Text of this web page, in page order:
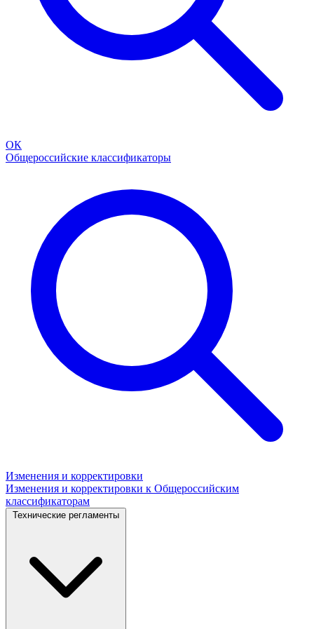
ОК
Общероссийские классификаторы
Изменения и корректировки
Изменения и корректировки к Общероссийским
классификаторам
Технические регламенты